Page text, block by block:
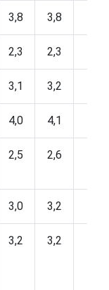
3,8 3,8
2,3 2,3
3,1 3,2
4,0 4,1
2,5 2,6
3,0 3,2
3,2 3,2